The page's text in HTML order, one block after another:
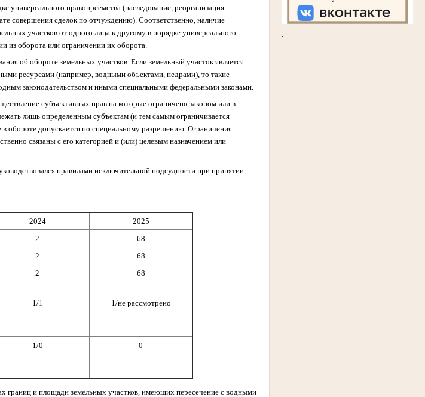
универсального правопреемства (наследование, реорганизация
совершения сделок по отчуждению). Соответственно, наличие
участков от одного лица к другому в порядке универсального
из оборота или ограничении их оборота.
об обороте земельных участков. Если земельный участок является
ресурсами (например, водными объектами, недрами), то такие
законодательством и иными специальными федеральными законами.
субъективных прав на которые ограничено законом или в
лишь определенным субъектам (и тем самым ограничивается
обороте допускается по специальному разрешению. Ограничения
связаны с его категорией и (или) целевым назначением или
правилами исключительной подсудности при принятии
2024
2025
2
68
2
68
2 68
1/1 1/не рассмотрено
1/0 0
границ и площади земельных участков, имеющих пересечение с водными